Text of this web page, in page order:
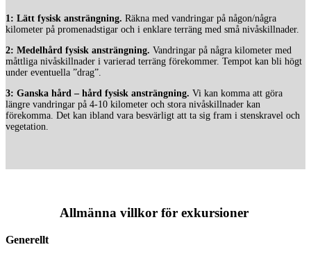
1: Lätt fysisk ansträngning. Räkna med vandringar på någon/några
kilometer på promenadstigar och i enklare terräng med små nivåskillnader.
2: Medelhård fysisk ansträngning. Vandringar på några kilometer med
måttliga nivåskillnader i varierad terräng förekommer. Tempot kan bli högt
under eventuella ”drag”.
3: Ganska hård – hård fysisk ansträngning. Vi kan komma att göra
längre vandringar på 4-10 kilometer och stora nivåskillnader kan
förekomma. Det kan ibland vara besvärligt att ta sig fram i stenskravel och
vegetation.
Allmänna villkor för exkursioner
Generellt